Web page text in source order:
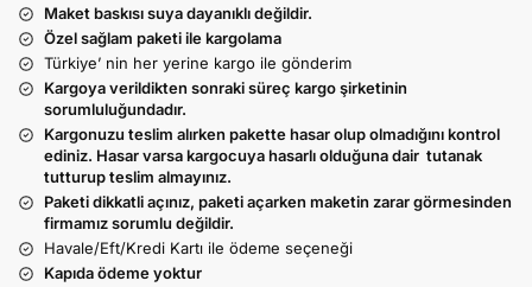
Maket baskısı suya dayanıklı değildir.
Özel sağlam paketi ile kargolama
Türkiye’ nin her yerine kargo ile gönderim
Kargoya verildikten sonraki süreç kargo şirketinin
sorumluluğundadır.
Kargonuzu teslim alırken pakette hasar olup olmadığını kontrol
ediniz. Hasar varsa kargocuya hasarlı olduğuna dair tutanak
tutturup teslim almayınız.
Paketi dikkatli açınız, paketi açarken maketin zarar görmesinden
firmamız sorumlu değildir.
Havale/Eft/Kredi Kartı ile ödeme seçeneği
Kapıda ödeme yoktur